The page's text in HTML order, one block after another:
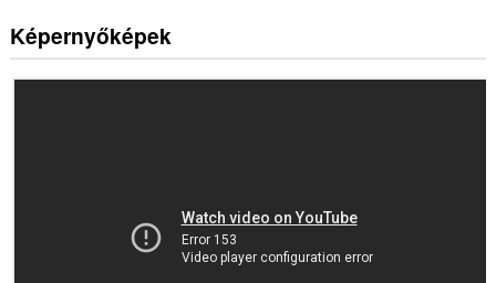
Ez
a
Képernyőképek